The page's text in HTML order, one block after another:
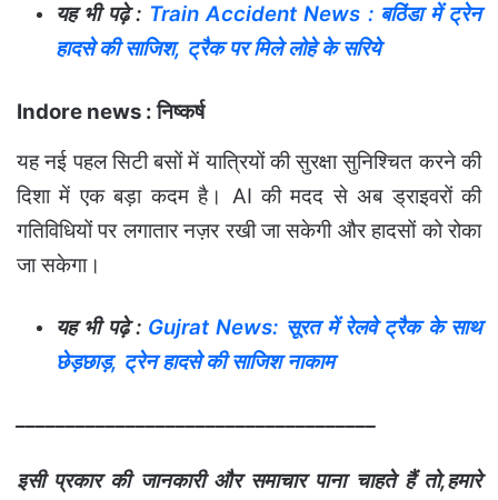
यह भी पढ़े : Train Accident News : बठिंडा में ट्रेन
हादसे की साजिश, ट्रैक पर मिले लोहे के सरिये
Indore news : निष्कर्ष
यह नई पहल सिटी बसों में यात्रियों की सुरक्षा सुनिश्चित करने की
दिशा में एक बड़ा कदम है। AI की मदद से अब ड्राइवरों की
गतिविधियों पर लगातार नज़र रखी जा सकेगी और हादसों को रोका
जा सकेगा।
यह भी पढ़े : Gujrat News: सूरत में रेलवे ट्रैक के साथ
छेड़छाड़, ट्रेन हादसे की साजिश नाकाम
इसी प्रकार की जानकारी और समाचार पाना चाहते हैं तो,हमारे